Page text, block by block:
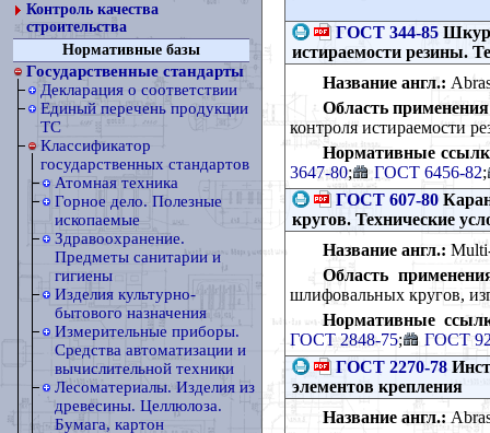
Контроль качества
строительства
Нормативные базы
Государственные стандарты
Декларация о соответствии
Единый перечень продукции
ТС
Классификатор
государственных стандартов
Атомная техника
Горное дело. Полезные
ископаемые
Здравоохранение.
Предметы санитарии и
гигиены
Изделия культурно-
бытового назначения
Измерительные приборы.
Средства автоматизации и
вычислительной техники
Лесоматериалы. Изделия из
древесины. Целлюлоза.
Бумага, картон
ГОСТ 344-85
истираемости резины.
Название англ.:
Область
контроля истираемости
Нормативные
3647-80; ГОСТ 6456-82;
ГОСТ 607-80
кругов. Технические
Название англ.:
Область
шлифовальных кругов,
Нормативные
ГОСТ 2848-75;
ГОСТ
ГОСТ 2270-78
элементов крепления
Название англ.: